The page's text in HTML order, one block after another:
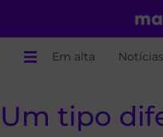
Em alta Notícias
Um tipo